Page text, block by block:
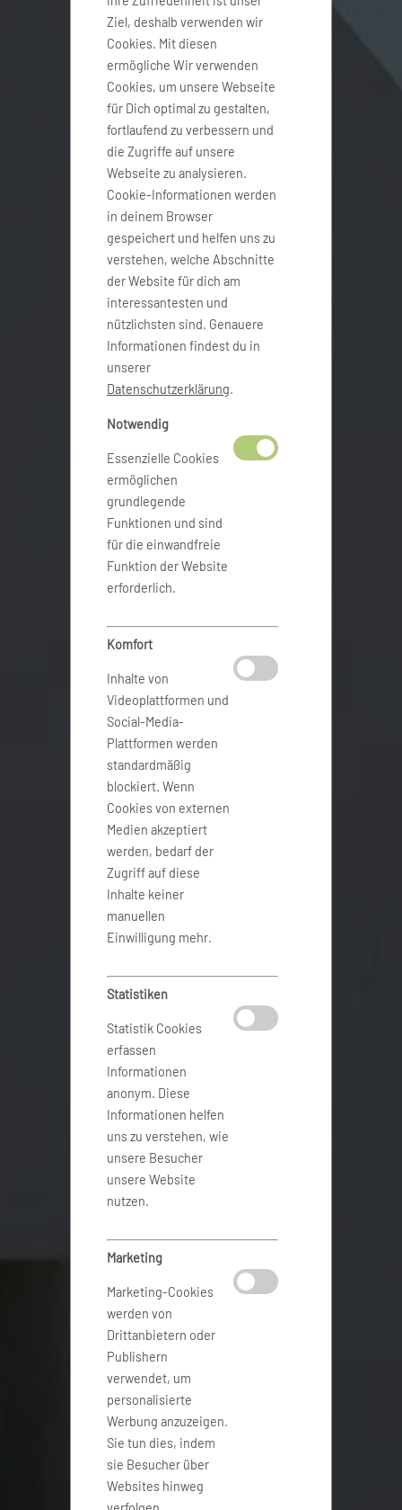
Ziel, deshalb verwenden wir
Cookies. Mit diesen
ermögliche Wir verwenden
Cookies, um unsere Webseite
für Dich optimal zu gestalten,
fortlaufend zu verbessern und
die Zugriffe auf unsere
Webseite zu analysieren.
Cookie-Informationen werden
in deinem Browser
gespeichert und helfen uns zu
verstehen, welche Abschnitte
der Website für dich am
interessantesten und
nützlichsten sind. Genauere
Informationen findest du in
unserer
Datenschutzerklärung.
Notwendig
Essenzielle Cookies
ermöglichen
grundlegende
Funktionen und sind
für die einwandfreie
Funktion der Website
erforderlich.
Komfort
Inhalte von
Videoplattformen und
Social-Media-
Plattformen werden
standardmäßig
blockiert. Wenn
Cookies von externen
Medien akzeptiert
werden, bedarf der
Zugriff auf diese
Inhalte keiner
manuellen
Einwilligung mehr.
Statistiken
Statistik Cookies
erfassen
Informationen
anonym. Diese
Informationen helfen
uns zu verstehen, wie
unsere Besucher
unsere Website
nutzen.
Marketing
Marketing-Cookies
werden von
Drittanbietern oder
Publishern
verwendet, um
personalisierte
Werbung anzuzeigen.
Sie tun dies, indem
sie Besucher über
Websites hinweg